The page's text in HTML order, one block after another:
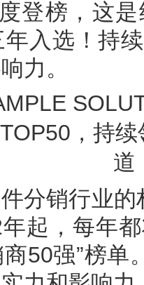
登榜，这
入选！持
力。
分销行业
起，每年
50强”榜单